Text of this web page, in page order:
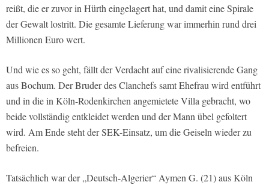
reißt, die er zuvor in Hürth eingelagert hat, und damit eine Spirale
der Gewalt lostritt. Die gesamte Lieferung war immerhin rund drei
Millionen Euro wert.
Und wie es so geht, fällt der Verdacht auf eine rivalisierende Gang
aus Bochum. Der Bruder des Clanchefs samt Ehefrau wird entführt
und in die in Köln-Rodenkirchen angemietete Villa gebracht, wo
beide vollständig entkleidet werden und der Mann übel gefoltert
wird. Am Ende steht der SEK-Einsatz, um die Geiseln wieder zu
befreien.
Tatsächlich war der „Deutsch-Algerier“ Aymen G. (21) aus Köln